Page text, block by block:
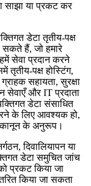
साझा या प्रकट कर
डेटा तृतीय-पक्ष
हैं, जो हमारे
सेवा प्रदान करने
पक्ष होस्टिंग,
सहायता, सुरक्षा
सेवाएँ और IT प्रदाता
डेटा संसाधित
के लिए आवश्यक हो,
कानून के अनुरूप।
दिवालियापन या
डेटा समुचित जांच
प्रकट किया जा
किया जा सकता